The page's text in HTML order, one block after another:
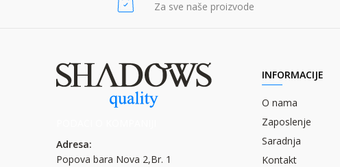
Za sve naše proizvode
Adresa:
Popova bara Nova 2,Br. 1
INFORMACIJE
O nama
Zaposlenje
Saradnja
Kontakt